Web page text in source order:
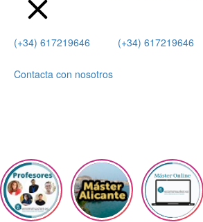
(+34) 617219646 (+34) 617219646
Contacta con nosotros